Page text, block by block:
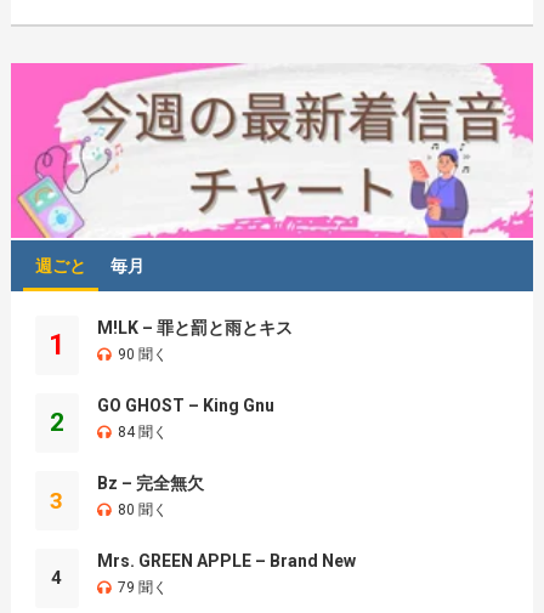
週ごと 毎月
1
M!LK – 罪と罰と雨とキス
90 聞く
2
GO GHOST – King Gnu
84 聞く
3
Bz – 完全無欠
80 聞く
4
Mrs. GREEN APPLE – Brand New
79 聞く